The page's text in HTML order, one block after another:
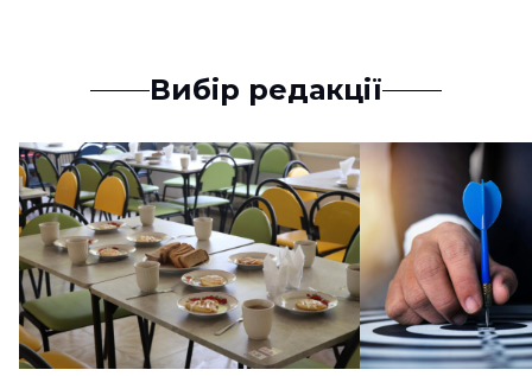
Вибір редакції